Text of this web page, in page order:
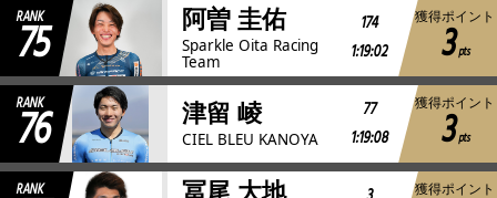
RANK
75 阿曽 圭佑
Sparkle Oita Racing
Team
174
1:19:02
獲得ポイント
3pts
RANK
76 津留 崚
CIEL BLEU KANOYA
77
1:19:08
獲得ポイント
3pts
RANK 冨尾 大地 獲得ポイント